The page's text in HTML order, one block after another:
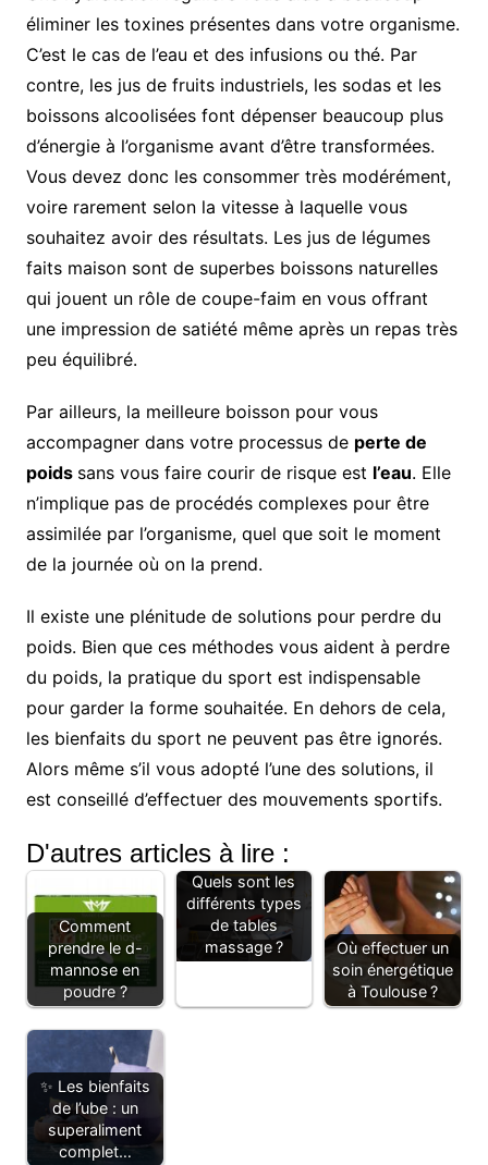
éliminer les toxines présentes dans votre organisme.
C’est le cas de l’eau et des infusions ou thé. Par
contre, les jus de fruits industriels, les sodas et les
boissons alcoolisées font dépenser beaucoup plus
d’énergie à l’organisme avant d’être transformées.
Vous devez donc les consommer très modérément,
voire rarement selon la vitesse à laquelle vous
souhaitez avoir des résultats. Les jus de légumes
faits maison sont de superbes boissons naturelles
qui jouent un rôle de coupe-faim en vous offrant
une impression de satiété même après un repas très
peu équilibré.
Par ailleurs, la meilleure boisson pour vous
accompagner dans votre processus de perte de
poids sans vous faire courir de risque est l’eau. Elle
n’implique pas de procédés complexes pour être
assimilée par l’organisme, quel que soit le moment
de la journée où on la prend.
Il existe une plénitude de solutions pour perdre du
poids. Bien que ces méthodes vous aident à perdre
du poids, la pratique du sport est indispensable
pour garder la forme souhaitée. En dehors de cela,
les bienfaits du sport ne peuvent pas être ignorés.
Alors même s’il vous adopté l’une des solutions, il
est conseillé d’effectuer des mouvements sportifs.
D'autres articles à lire :
Comment
prendre le d-
mannose en
poudre ?
Quels sont les
différents types
de tables
massage ?
Où effectuer un
soin énergétique
à Toulouse ?
✨ Les bienfaits
de l’ube : un
superaliment
complet…